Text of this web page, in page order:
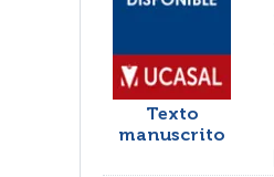
Texto
manuscrito